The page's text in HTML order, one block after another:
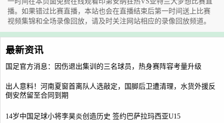
播。如果错过比赛直播，本站也会在直播结束后第一时间送上比赛
视频集锦和全场录像回放，请及时关注网站相应的录像回放频道。
最新资讯
国足官方消息：因伤退出集训的三名球员，热身赛阵容考量升级
出人意料！河南夏窗首离队人选敲定，国脚后卫遭清理，水货外援反
倒安然留至合同到期
14岁中国足球小将李昊炎创造历史 签约巴萨拉玛西亚U15